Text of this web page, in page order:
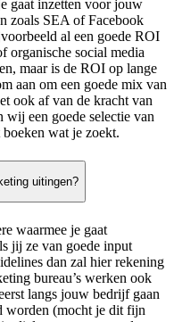
gaat inzetten voor jouw
zoals SEA of Facebook
al een goede ROI
organische social media
maar is de ROI op lange
aan om een goede mix van
ook af van de kracht van
wij een goede selectie van
wat je zoekt.
uitingen?
waarmee je gaat
jij ze van goede input
dan zal hier rekening
bureau’s werken ook
langs jouw bedrijf gaan
worden (mocht je dit fijn